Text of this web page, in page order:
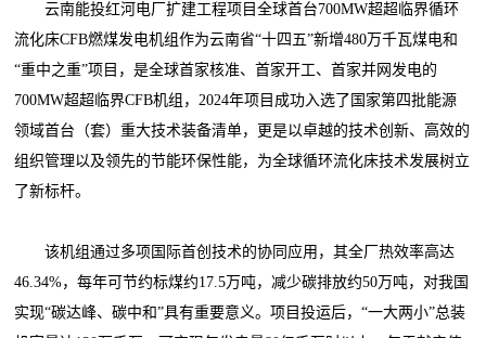
云南能投红河电厂扩建工程项目全球首台700MW超超临界循环
流化床CFB燃煤发电机组作为云南省“十四五”新增480万千瓦煤电和
“重中之重”项目，是全球首家核准、首家开工、首家并网发电的
700MW超超临界CFB机组，2024年项目成功入选了国家第四批能源
领域首台（套）重大技术装备清单，更是以卓越的技术创新、高效的
组织管理以及领先的节能环保性能，为全球循环流化床技术发展树立
了新标杆。
该机组通过多项国际首创技术的协同应用，其全厂热效率高达
46.34%，每年可节约标煤约17.5万吨，减少碳排放约50万吨，对我国
实现“碳达峰、碳中和”具有重要意义。项目投运后，“一大两小”总装